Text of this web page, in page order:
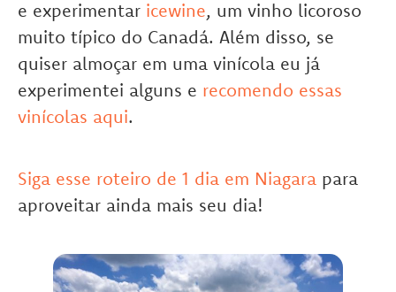
e experimentar icewine, um vinho licoroso
muito típico do Canadá. Além disso, se
quiser almoçar em uma vinícola eu já
experimentei alguns e recomendo essas
vinícolas aqui.
Siga esse roteiro de 1 dia em Niagara para
aproveitar ainda mais seu dia!